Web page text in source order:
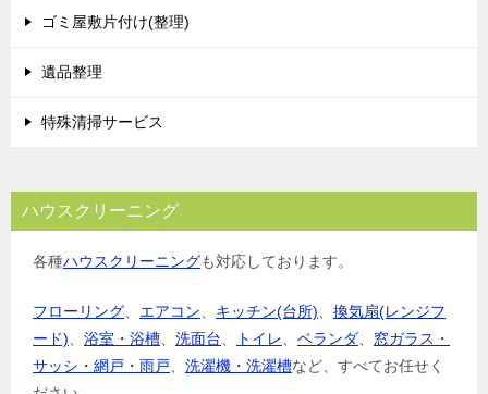
ゴミ屋敷片付け(整理)
遺品整理
特殊清掃サービス
ハウスクリーニング
各種ハウスクリーニングも対応しております。
フローリング エアコン キッチン(台所)
換気扇(レンジフ
ード)
浴室・浴槽 洗面台 トイレ ベランダ
窓ガラス・
サッシ・網戸・雨戸
洗濯機・洗濯槽など、すべてお任せく